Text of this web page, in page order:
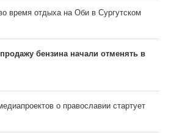
время отдыха на Оби в Сургутском
бензина начали отменять в
о православии стартует